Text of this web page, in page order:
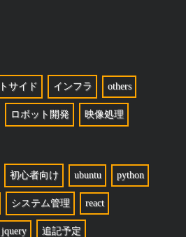
サイド インフラ others
ロボット開発 映像処理
初心者向け ubuntu python
システム管理 react
jquery 追記予定